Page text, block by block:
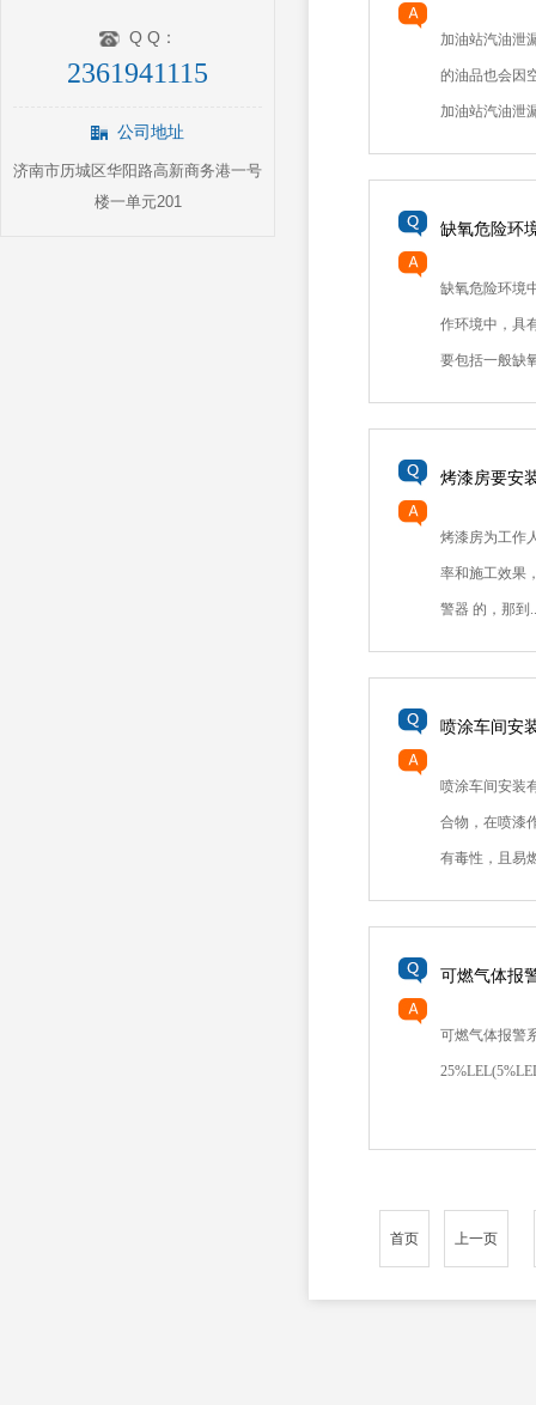
Q Q：
2361941115
公司地址
济南市历城区华阳路高新商务港一号
楼一单元201
加油站汽油泄
的油品也会因
加油站汽油泄
缺氧危险环
缺氧危险环境
作环境中，具
要包括一般缺
烤漆房要安
烤漆房为工作
率和施工效果
警器 的，那到
喷涂车间安
喷涂车间安装
合物，在喷漆
有毒性，且易
可燃气体报
可燃气体报警
首页 上一页